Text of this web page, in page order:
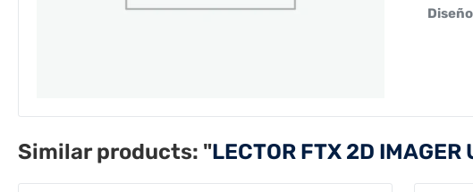
Similar products: "LECTOR FTX 2D